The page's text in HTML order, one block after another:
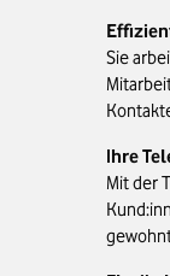
Sie
Ihre
Mit der